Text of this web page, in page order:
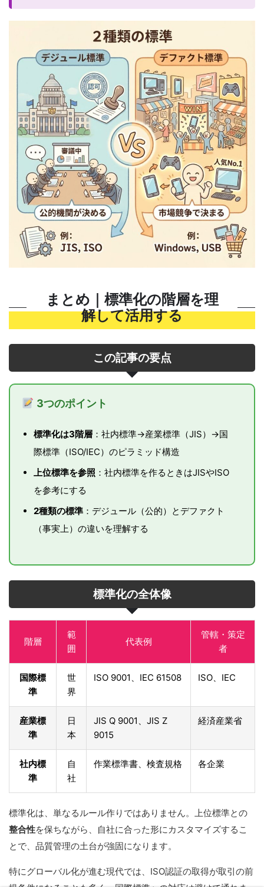
まとめ｜標準化の階層を理
解して活用する
この記事の要点
3つのポイント
標準化は3階層 ：社内標準→産業標準（JIS）→国
際標準（ISO/IEC）のピラミッド構造
上位標準を参照 ：社内標準を作るときはJISやISO
を参考にする
2種類の標準 ：デジュール（公的）とデファクト
（事実上）の違いを理解する
標準化の全体像
階層
範
囲
代表例
管轄・策定
者
国際標
準
世
界
ISO 9001、IEC 61508 ISO、IEC
産業標
準
日
本
JIS Q 9001、JIS Z
9015
経済産業省
社内標
準
自
社
作業標準書、検査規格 各企業
標準化は、単なるルール作りではありません。上位標準との
整合性を保ちながら、自社に合った形にカスタマイズするこ
とで、品質管理の土台が強固になります。
特にグローバル化が進む現代では、ISO認証の取得が取引の前